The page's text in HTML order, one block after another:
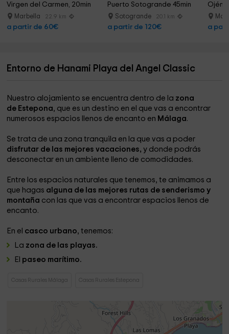
Virgen del Carmen, 20min
Marbella 22.9 km
a partir de 60€
Puerto Sotogrande 45min
Sotogrande 20.1 km
a partir de 120€
Ojén
a
Entorno de Hanami Playa del Angel Classic
Nuestro alojamiento se encuentra dentro de la zona
de Estepona, que es un destino en el que vas a encontrar
numerosos espacios llenos de encanto en Málaga.
Se trata de una zona tranquila en la que vas a poder
disfrutar de las mejores vacaciones,y donde podrás
desconectar en un ambiente lleno de comodidades.
Entre los espacios naturales que tenemos, te animamos a
que hagas alguna de las mejores rutas de senderismo y
montaña con las que vas a encontrar espacios llenos de
encanto.
En el casco urbano, tenemos:
La zona de las playas.
El paseo marítimo.
Casas Rurales Málaga Casas Rurales Estepona